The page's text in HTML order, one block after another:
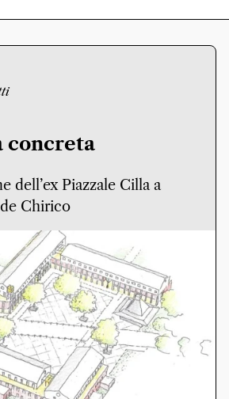
concreta
dell’ex Piazzale Cilla a
Chirico